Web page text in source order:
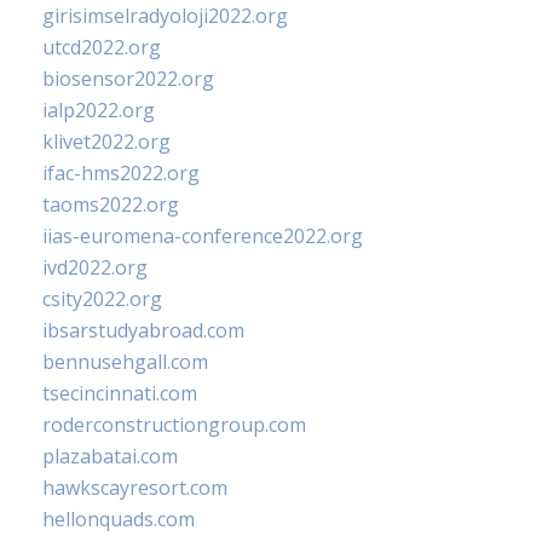
girisimselradyoloji2022.org
utcd2022.org
biosensor2022.org
ialp2022.org
klivet2022.org
ifac-hms2022.org
taoms2022.org
iias-euromena-conference2022.org
ivd2022.org
csity2022.org
ibsarstudyabroad.com
bennusehgall.com
tsecincinnati.com
roderconstructiongroup.com
plazabatai.com
hawkscayresort.com
hellonquads.com